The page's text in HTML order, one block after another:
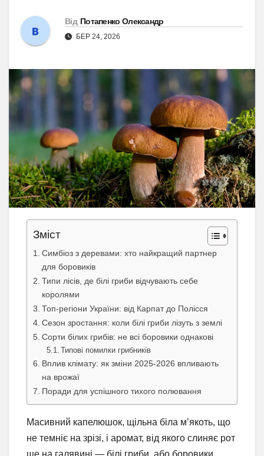
Від Потапенко Олександр
БЕР 24, 2026
Зміст
Симбіоз з деревами: хто найкращий партнер
для боровиків
Типи лісів, де білі гриби відчувають себе
королями
Топ-регіони України: від Карпат до Полісся
Сезон зростання: коли білі гриби лізуть з землі
Сорти білих грибів: не всі боровики однакові
Типові помилки грибників
Вплив клімату: як зміни 2025-2026 впливають
на врожаї
Поради для успішного тихого полювання
Масивний капелюшок, щільна біла м’якоть, що
не темніє на зрізі, і аромат, від якого слиняє рот